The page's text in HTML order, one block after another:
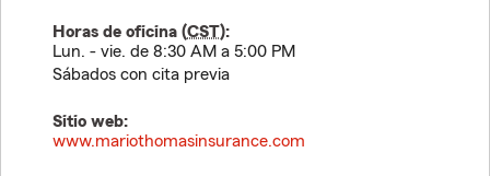
Horas de oficina (CST):
Lun. - vie. de 8:30 AM a 5:00 PM
Sábados con cita previa
Sitio web:
www.mariothomasinsurance.com